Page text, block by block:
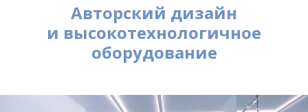
Авторский дизайн
и высокотехнологичное
оборудование